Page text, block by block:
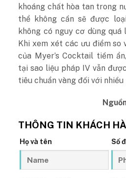
khoáng chất hòa tan trong
thể không cần sẽ được
không có nguy cơ dùng quá
Khi xem xét các ưu điểm so
của Myer’s Cocktail tiềm
tại sao liệu pháp IV vẫn
tiêu chuẩn vàng đối với nhiều
THÔNG TIN KHÁCH
Họ và tên Số